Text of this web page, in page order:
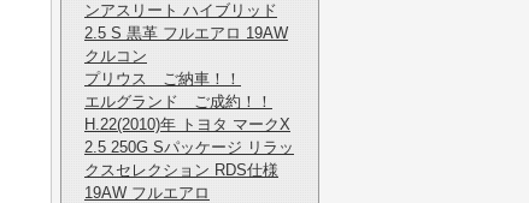
ンアスリート ハイブリッド
2.5 S 黒革 フルエアロ 19AW
クルコン
プリウス ご納車！！
エルグランド ご成約！！
H.22(2010)年 トヨタ マークX
2.5 250G Sパッケージ リラッ
クスセレクション RDS仕様
19AW フルエアロ